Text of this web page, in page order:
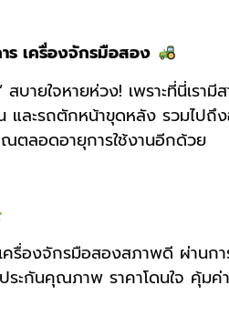
ร เครื่องจักรมือสอง
บายใจหายห่วง! เพราะที่นี่เร
และรถตักหน้าขุดหลัง รวมไป
ตลอดอายุการใช้งานอีกด้วย
ครื่องจักรมือสองสภาพดี ผ่านก
ะกันคุณภาพ ราคาโดนใจ คุ้มค่